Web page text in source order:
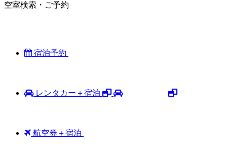
空室検索・ご予約
宿泊予約
レンタカー＋宿泊
航空券＋宿泊